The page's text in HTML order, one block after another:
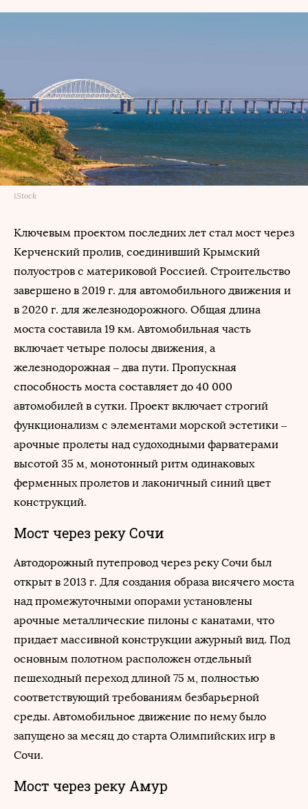
iStock
Ключевым проектом последних лет стал мост через
Керченский пролив, соединивший Крымский
полуостров с материковой Россией. Строительство
завершено в 2019 г. для автомобильного движения и
в 2020 г. для железнодорожного. Общая длина
моста составила 19 км. Автомобильная часть
включает четыре полосы движения, а
железнодорожная – два пути. Пропускная
способность моста составляет до 40 000
автомобилей в сутки. Проект включает строгий
функционализм с элементами морской эстетики –
арочные пролеты над судоходными фарватерами
высотой 35 м, монотонный ритм одинаковых
ферменных пролетов и лаконичный синий цвет
конструкций.
Мост через реку Сочи
Автодорожный путепровод через реку Сочи был
открыт в 2013 г. Для создания образа висячего моста
над промежуточными опорами установлены
арочные металлические пилоны с канатами, что
придает массивной конструкции ажурный вид. Под
основным полотном расположен отдельный
пешеходный переход длиной 75 м, полностью
соответствующий требованиям безбарьерной
среды. Автомобильное движение по нему было
запущено за месяц до старта Олимпийских игр в
Сочи.
Мост через реку Амур